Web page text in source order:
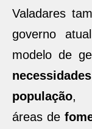
Valadares
governo
modelo de
população,
áreas de